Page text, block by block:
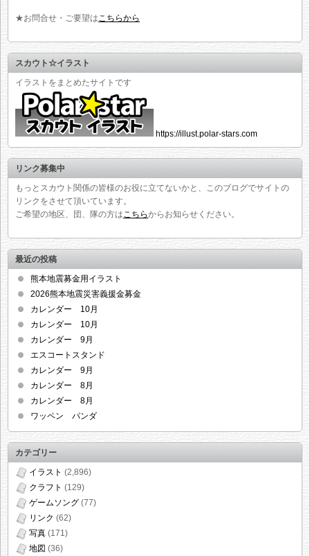
★お問合せ・ご要望はこちらから
スカウト☆イラスト
イラストをまとめたサイトです
https://illust.polar-stars.com
リンク募集中
もっとスカウト関係の皆様のお役に立てないかと、このブログでサイトの
リンクをさせて頂いています。
ご希望の地区、団、隊の方はこちらからお知らせください。
最近の投稿
熊本地震募金用イラスト
2026熊本地震災害義援金募金
カレンダー 10月
カレンダー 10月
カレンダー 9月
エスコートスタンド
カレンダー 9月
カレンダー 8月
カレンダー 8月
ワッペン パンダ
カテゴリー
イラスト (2,896)
クラフト (129)
ゲームソング (77)
リンク (62)
写真 (171)
地図 (36)